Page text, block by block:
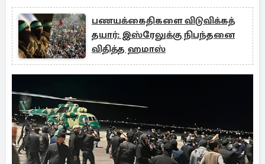
பணயக்கைதிகளை விடுவிக்கத்
தயார்: இஸ்ரேலுக்கு நிபந்தனை
விதித்த ஹமாஸ்